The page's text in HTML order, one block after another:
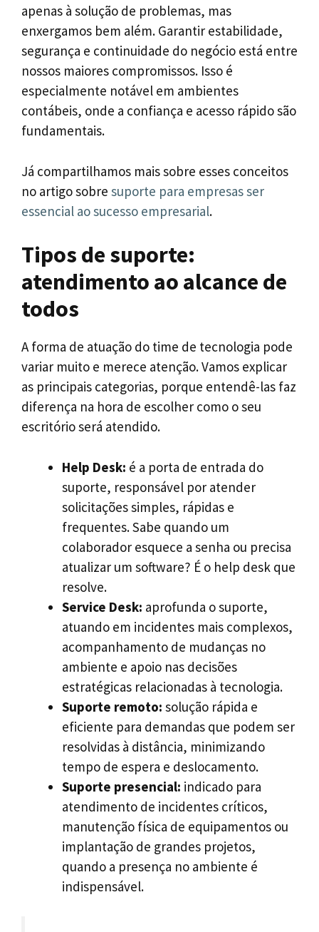
apenas à solução de problemas, mas
enxergamos bem além. Garantir estabilidade,
segurança e continuidade do negócio está entre
nossos maiores compromissos. Isso é
especialmente notável em ambientes
contábeis, onde a confiança e acesso rápido são
fundamentais.
Já compartilhamos mais sobre esses conceitos
no artigo sobre suporte para empresas ser
essencial ao sucesso empresarial.
Tipos de suporte:
atendimento ao alcance de
todos
A forma de atuação do time de tecnologia pode
variar muito e merece atenção. Vamos explicar
as principais categorias, porque entendê-las faz
diferença na hora de escolher como o seu
escritório será atendido.
Help Desk: é a porta de entrada do
suporte, responsável por atender
solicitações simples, rápidas e
frequentes. Sabe quando um
colaborador esquece a senha ou precisa
atualizar um software? É o help desk que
resolve.
Service Desk: aprofunda o suporte,
atuando em incidentes mais complexos,
acompanhamento de mudanças no
ambiente e apoio nas decisões
estratégicas relacionadas à tecnologia.
Suporte remoto: solução rápida e
eficiente para demandas que podem ser
resolvidas à distância, minimizando
tempo de espera e deslocamento.
Suporte presencial: indicado para
atendimento de incidentes críticos,
manutenção física de equipamentos ou
implantação de grandes projetos,
quando a presença no ambiente é
indispensável.